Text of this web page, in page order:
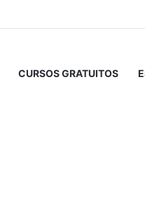
CURSOS GRATUITOS